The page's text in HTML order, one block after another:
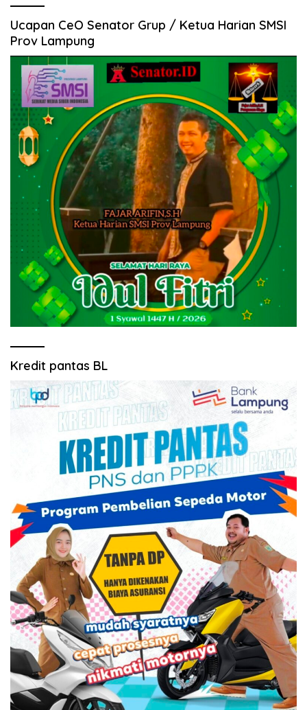
Ucapan CeO Senator Grup / Ketua Harian SMSI
Prov Lampung
Kredit pantas BL